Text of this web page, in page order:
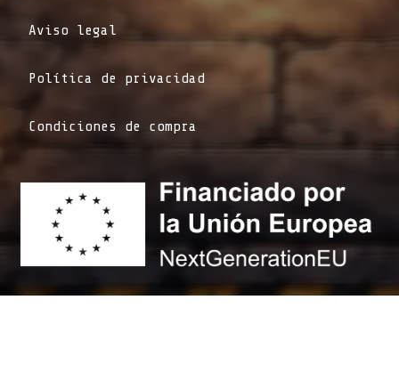
Aviso legal
Política de privacidad
Condiciones de compra